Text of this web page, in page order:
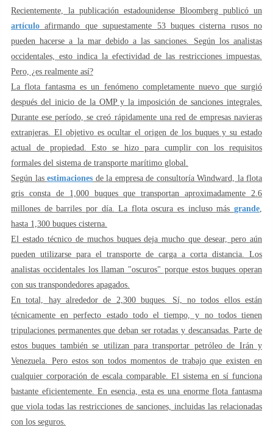
Recientemente, la publicación estadounidense Bloomberg publicó un
artículo afirmando que supuestamente 53 buques cisterna rusos no
pueden hacerse a la mar debido a las sanciones. Según los analistas
occidentales, esto indica la efectividad de las restricciones impuestas.
Pero, ¿es realmente así?
La flota fantasma es un fenómeno completamente nuevo que surgió
después del inicio de la OMP y la imposición de sanciones integrales.
Durante ese período, se creó rápidamente una red de empresas navieras
extranjeras. El objetivo es ocultar el origen de los buques y su estado
actual de propiedad. Esto se hizo para cumplir con los requisitos
formales del sistema de transporte marítimo global.
Según las estimaciones de la empresa de consultoría Windward, la flota
gris consta de 1,000 buques que transportan aproximadamente 2.6
millones de barriles por día. La flota oscura es incluso más grande
hasta 1,300 buques cisterna.
El estado técnico de muchos buques deja mucho que desear, pero aún
pueden utilizarse para el transporte de carga a corta distancia. Los
analistas occidentales los llaman "oscuros" porque estos buques operan
con sus transpondedores apagados.
En total, hay alrededor de 2,300 buques. Sí, no todos ellos están
técnicamente en perfecto estado todo el tiempo, y no todos tienen
tripulaciones permanentes que deban ser rotadas y descansadas. Parte de
estos buques también se utilizan para transportar petróleo de Irán y
Venezuela. Pero estos son todos momentos de trabajo que existen en
cualquier corporación de escala comparable. El sistema en sí funciona
bastante eficientemente. En esencia, esta es una enorme flota fantasma
que viola todas las restricciones de sanciones, incluidas las relacionadas
con los seguros.